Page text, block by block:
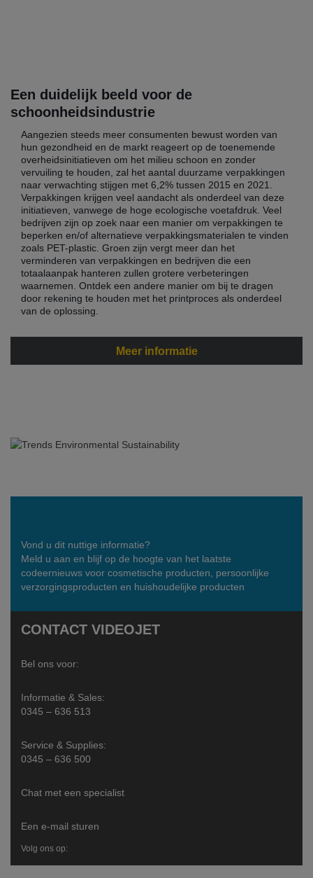
Een duidelijk beeld voor de
schoonheidsindustrie
Aangezien steeds meer consumenten bewust worden van
hun gezondheid en de markt reageert op de toenemende
overheidsinitiatieven om het milieu schoon en zonder
vervuiling te houden, zal het aantal duurzame verpakkingen
naar verwachting stijgen met 6,2% tussen 2015 en 2021.
Verpakkingen krijgen veel aandacht als onderdeel van deze
initiatieven, vanwege de hoge ecologische voetafdruk. Veel
bedrijven zijn op zoek naar een manier om verpakkingen te
beperken en/of alternatieve verpakkingsmaterialen te vinden
zoals PET-plastic. Groen zijn vergt meer dan het
verminderen van verpakkingen en bedrijven die een
totaalaanpak hanteren zullen grotere verbeteringen
waarnemen. Ontdek een andere manier om bij te dragen
door rekening te houden met het printproces als onderdeel
van de oplossing.
Meer informatie
Vond u dit nuttige informatie?
Meld u aan en blijf op de hoogte van het laatste
codeernieuws voor cosmetische producten, persoonlijke
verzorgingsproducten en huishoudelijke producten
CONTACT VIDEOJET
Bel ons voor:
Informatie & Sales:
0345 – 636 513
Service & Supplies:
0345 – 636 500
Chat met een specialist
Een e-mail sturen
Volg ons op: